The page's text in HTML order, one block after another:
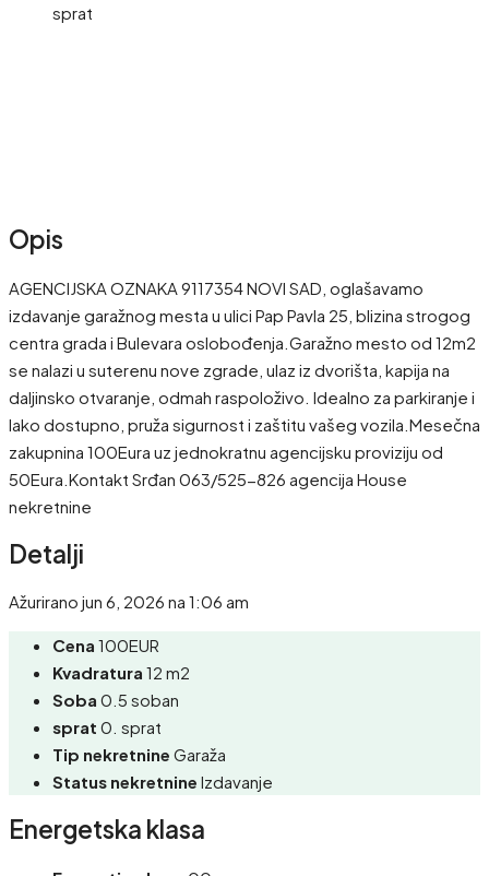
sprat
Opis
AGENCIJSKA OZNAKA 9117354 NOVI SAD, oglašavamo
izdavanje garažnog mesta u ulici Pap Pavla 25, blizina strogog
centra grada i Bulevara oslobođenja.Garažno mesto od 12m2
se nalazi u suterenu nove zgrade, ulaz iz dvorišta, kapija na
daljinsko otvaranje, odmah raspoloživo. Idealno za parkiranje i
lako dostupno, pruža sigurnost i zaštitu vašeg vozila.Mesečna
zakupnina 100Eura uz jednokratnu agencijsku proviziju od
50Eura.Kontakt Srđan 063/525-826 agencija House
nekretnine
Detalji
Ažurirano jun 6, 2026 na 1:06 am
Cena 100EUR
Kvadratura 12 m2
Soba 0.5 soban
sprat 0. sprat
Tip nekretnine Garaža
Status nekretnine Izdavanje
Energetska klasa